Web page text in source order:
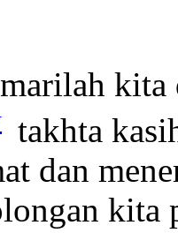
kita
takhta
dan
kita